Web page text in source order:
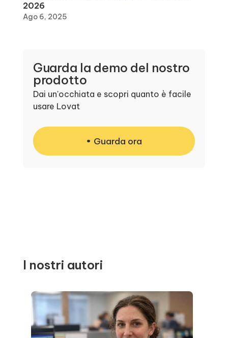
2026
Ago 6, 2025
Guarda la demo del nostro
prodotto
Dai un'occhiata e scopri quanto è facile
usare Lovat
Guarda ora
I nostri autori